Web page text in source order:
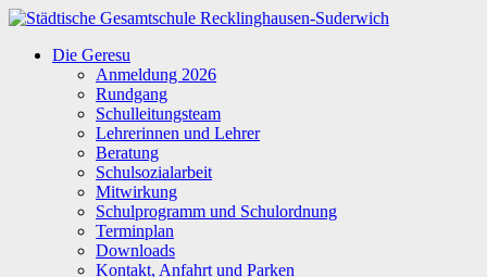
Zum
springen
Städtische
Gesamtschule
Recklinghausen-
Suderwich
Die Geresu
Anmeldung 2026
Rundgang
Schulleitungsteam
Lehrerinnen und Lehrer
Beratung
Schulsozialarbeit
Mitwirkung
Schulprogramm und Schulordnung
Terminplan
Downloads
Kontakt, Anfahrt und Parken